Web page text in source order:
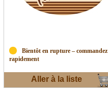
Bientôt en rupture – commandez
rapidement
Aller à la liste